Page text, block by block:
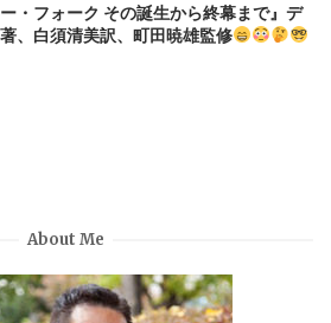
・フォーク その誕生から終幕まで』デ
、白須清美訳、町田暁雄監修
About Me